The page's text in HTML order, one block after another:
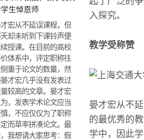
生悼恩师
宏从不延误课程，但
却未听到下课铃声便
授课。在目前的高校
体系中，评定职称往
重于论文的数量，然
才宏几乎没有发表过
较高的文章。晏才宏
，发表学术论文应当
，不应仅仅为了职称
而草率拼凑论文。最
我想请大家思考：假
入探究。
教学受称赞
晏才宏从不
的最优秀的
学中，因此